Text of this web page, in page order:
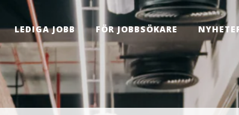
LEDIGA JOBB FÖR JOBBSÖKARE